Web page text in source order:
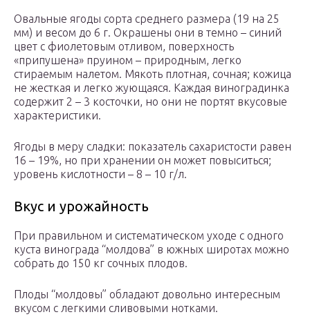
Овальные ягоды сорта среднего размера (19 на 25
мм) и весом до 6 г. Окрашены они в темно – синий
цвет с фиолетовым отливом, поверхность
«припушена» пруином – природным, легко
стираемым налетом. Мякоть плотная, сочная; кожица
не жесткая и легко жующаяся. Каждая виноградинка
содержит 2 – 3 косточки, но они не портят вкусовые
характеристики.
Ягоды в меру сладки: показатель сахаристости равен
16 – 19%, но при хранении он может повыситься;
уровень кислотности – 8 – 10 г/л.
Вкус и урожайность
При правильном и систематическом уходе с одного
куста винограда “молдова” в южных широтах можно
собрать до 150 кг сочных плодов.
Плоды “молдовы” обладают довольно интересным
вкусом с легкими сливовыми нотками.